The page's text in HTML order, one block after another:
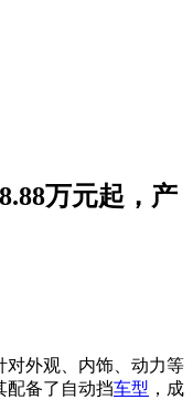
万元起，产
对外观、内饰、动力等
配备了自动挡车型 ，成